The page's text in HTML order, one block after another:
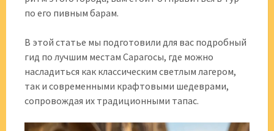
по его пивным барам.
В этой статье мы подготовили для вас подробный
гид по лучшим местам Сарагосы, где можно
насладиться как классическим светлым лагером,
так и современными крафтовыми шедеврами,
сопровождая их традиционными тапас.